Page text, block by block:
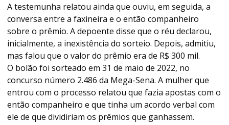
A testemunha relatou ainda que ouviu, em seguida, a
conversa entre a faxineira e o então companheiro
sobre o prêmio. A depoente disse que o réu declarou,
inicialmente, a inexistência do sorteio. Depois, admitiu,
mas falou que o valor do prêmio era de R$ 300 mil.
O bolão foi sorteado em 31 de maio de 2022, no
concurso número 2.486 da Mega-Sena. A mulher que
entrou com o processo relatou que fazia apostas com o
então companheiro e que tinha um acordo verbal com
ele de que dividiriam os prêmios que ganhassem.